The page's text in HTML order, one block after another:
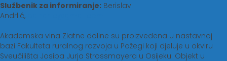
Službenik za informiranje: Berislav
Andrlić,
Akademska vina Zlatne doline su proizvedena u nastavnoj
bazi Fakulteta ruralnog razvoja u Požegi koji djeluje u okviru
Sveučilišta Josipa Jurja Strossmayera u Osijeku. Objekt u